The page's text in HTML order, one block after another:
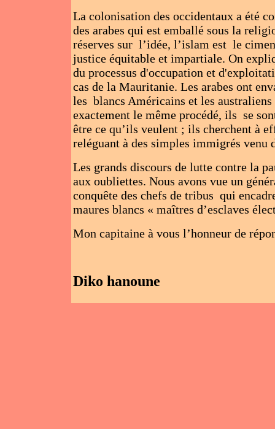
La colonisation des occidentaux a été
des arabes qui est emballé sous la
réserves sur l’idée, l’islam est le
justice équitable et impartiale. On
du processus d'occupation et
cas de la Mauritanie. Les arabes ont
les blancs Américains et les
exactement le même procédé, ils se
être ce qu’ils veulent ; ils cherchent à
reléguant à des simples immigrés venu
Les grands discours de lutte contre la
aux oubliettes. Nous avons vue un
conquête des chefs de tribus qui
maures blancs « maîtres d’esclaves
Mon capitaine à vous l’honneur de
Diko hanoune